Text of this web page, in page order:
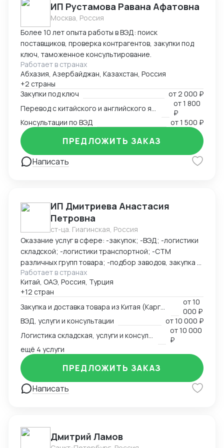
ИП Рустамова Равана Афатовна
Москва, Россия
Более 10 лет опыта работы в ВЭД: поиск
поставщиков, проверка контрагентов, закупки под
ключ, таможенное консультирование.
Работает в странах
Абхазия, Азербайджан, Казахстан, Россия
+2 страны
Закупки под ключ
от2 000 ₽
от1 800
₽
Консультации по ВЭД
от1 500 ₽
Написать
ПРЕДЛОЖИТЬ ЗАКАЗ
ИП Дмитриева Анастасия
Петровна
ст-ца. Гиагинская, Россия
Оказание услуг в сфере: -закупок; -ВЭД; -логистики
складской; -логистики транспортной; -СТМ
различных групп товара; -подбор заводов, закупка и
доставка товара из Китая (КАРГО и Белый ввоз)
Страны с которыми работаю по сей день: Европа,
США, ОАЭ, Турция, Китай, СНГ
Работает в странах
Китай, ОАЭ, Россия, Турция
+12 стран
от10
000 ₽
ВЭД, услуги и консультации
от10 000 ₽
от10 000
₽
ещё 4 услуги
Написать
ПРЕДЛОЖИТЬ ЗАКАЗ
Дмитрий Ламов